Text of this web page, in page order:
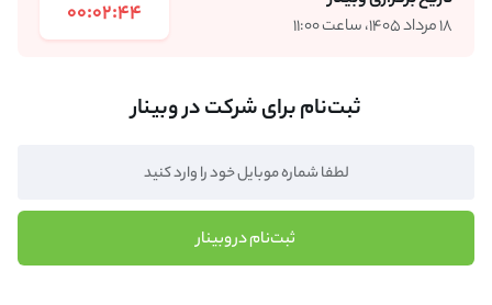
۱۸ مرداد ۱۴۰۵، ساعت ۱۱:۰۰ 00:02:44
ثبت‌نام برای شرکت در وبینار
ثبت‌نام در وبینار